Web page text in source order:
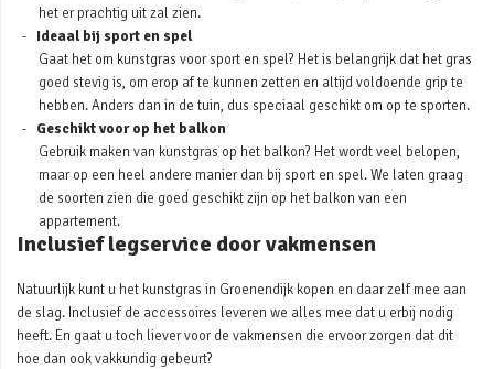
het er prachtig uit zal zien.
Ideaal bij sport en spel
Gaat het om kunstgras voor sport en spel? Het is belangrijk dat het gras
goed stevig is, om erop af te kunnen zetten en altijd voldoende grip te
hebben. Anders dan in de tuin, dus speciaal geschikt om op te sporten.
Geschikt voor op het balkon
Gebruik maken van kunstgras op het balkon? Het wordt veel belopen,
maar op een heel andere manier dan bij sport en spel. We laten graag
de soorten zien die goed geschikt zijn op het balkon van een
appartement.
Inclusief legservice door vakmensen
Natuurlijk kunt u het kunstgras in Groenendijk kopen en daar zelf mee aan
de slag. Inclusief de accessoires leveren we alles mee dat u erbij nodig
heeft. En gaat u toch liever voor de vakmensen die ervoor zorgen dat dit
hoe dan ook vakkundig gebeurt?